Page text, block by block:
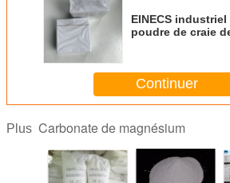
EINECS industriel
poudre de craie
Continuer
Plus Carbonate de magnésium